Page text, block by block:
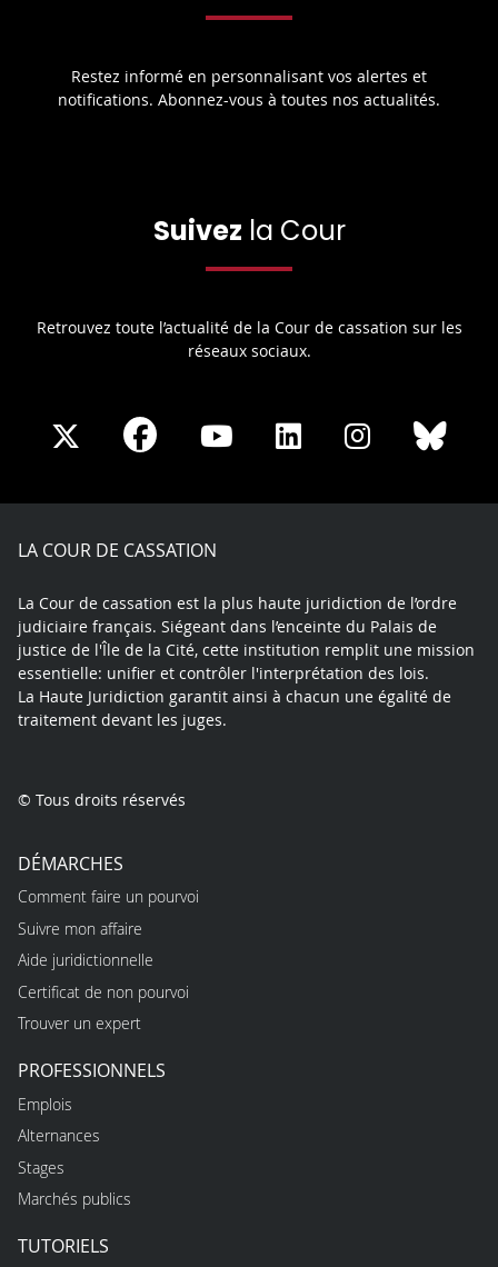
Restez informé en personnalisant vos alertes et
notifications. Abonnez-vous à toutes nos actualités.
Suivez la Cour
Retrouvez toute l’actualité de la Cour de cassation sur les
réseaux sociaux.
Share
X
Share
Facebook
Share
Youtube
Share
LinkedIn
Share
Instagram
LA COUR DE CASSATION
La Cour de cassation est la plus haute juridiction de l’ordre
judiciaire français. Siégeant dans l’enceinte du Palais de
justice de l'Île de la Cité, cette institution remplit une mission
essentielle: unifier et contrôler l'interprétation des lois.
La Haute Juridiction garantit ainsi à chacun une égalité de
traitement devant les juges.
© Tous droits réservés
DÉMARCHES
Comment faire un pourvoi
Suivre mon affaire
Aide juridictionnelle
Certificat de non pourvoi
Trouver un expert
PROFESSIONNELS
Emplois
Alternances
Stages
Marchés publics
TUTORIELS